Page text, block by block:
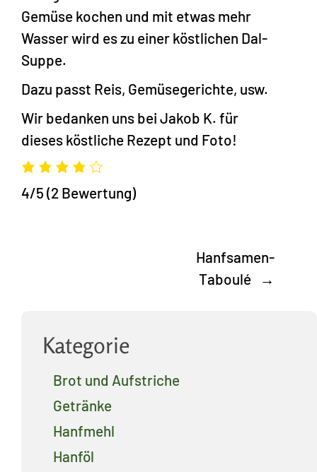
Gemüse kochen und mit etwas mehr
Wasser wird es zu einer köstlichen Dal-
Suppe.
Dazu passt Reis, Gemüsegerichte, usw.
Wir bedanken uns bei Jakob K. für
dieses köstliche Rezept und Foto!
4/5 (2 Bewertung)
Hanfsamen-
Taboulé
→
Kategorie
Brot und Aufstriche
Getränke
Hanfmehl
Hanföl